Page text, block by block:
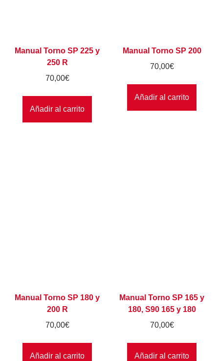
Manual Torno SP 225 y
250 R
70,00€
Añadir al carrito
Manual Torno SP 200
70,00€
Añadir al carrito
Manual Torno SP 180 y
200 R
70,00€
Añadir al carrito
Manual Torno SP 165 y
180, S90 165 y 180
70,00€
Añadir al carrito